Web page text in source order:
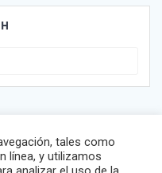
tales como
línea, y utilizamos